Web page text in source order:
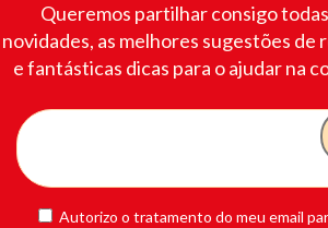
Queremos partilhar consigo
novidades, as melhores sugestões de
e fantásticas dicas para o ajudar na
Autorizo o tratamento do meu email